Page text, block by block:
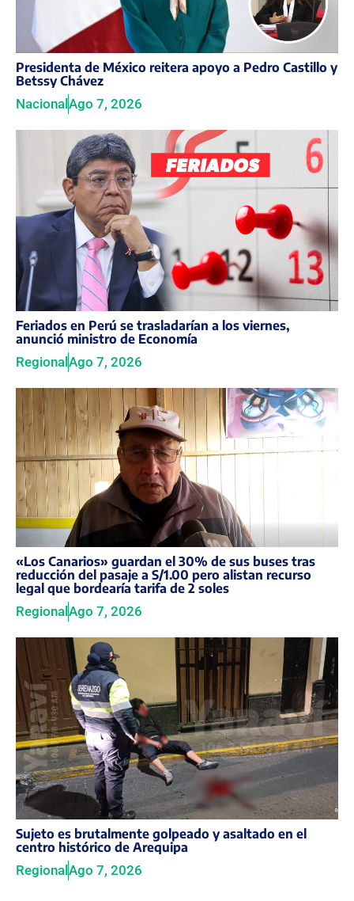
Presidenta de México reitera apoyo a Pedro Castillo y
Betssy Chávez
NacionalAgo 7, 2026
Feriados en Perú se trasladarían a los viernes,
anunció ministro de Economía
Regional Ago 7, 2026
«Los Canarios» guardan el 30% de sus buses tras
reducción del pasaje a S/1.00 pero alistan recurso
legal que bordearía tarifa de 2 soles
Regional Ago 7, 2026
Sujeto es brutalmente golpeado y asaltado en el
centro histórico de Arequipa
RegionalAgo 7, 2026